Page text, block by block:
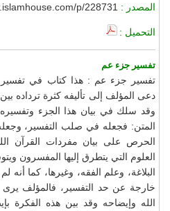
المصدر : p/228731
التحميل :
تفسير جزء عم
تفسير جزء عم : هذا كتاب في تفسير
دعى المؤلف إلى تأليفه كثرة ترداده
المتن: فجعله في صلب التفسير،
الحرص على بيان مفردات القرآن
العلوم التي يتطرق إليها المفسرون
البلاغة، وعلم الفقه، وغيرها، كما
خارجة عن حد التفسير، فالمؤلف يرى
الله وإيضاحه وقد بين هذه الفكرة